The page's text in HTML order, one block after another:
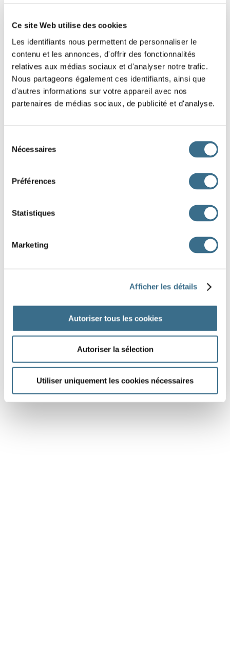
Ce site Web utilise des cookies
Les identifiants nous permettent de personnaliser le
contenu et les annonces, d'offrir des fonctionnalités
relatives aux médias sociaux et d'analyser notre trafic.
Nous partageons également ces identifiants, ainsi que
d'autres informations sur votre appareil avec nos
partenaires de médias sociaux, de publicité et d'analyse.
Nécessaires
Préférences
Statistiques
Marketing
Afficher les détails
Autoriser tous les cookies
Autoriser la sélection
Utiliser uniquement les cookies nécessaires
Question 1.
faire - Indicatif Passé composé
il
Question 2.
faire - Indicatif Passé composé
tu
faire - Indicatif Passé composé
ils